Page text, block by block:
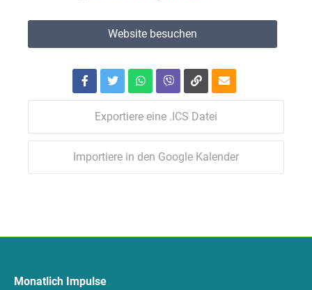
Website besuchen
Exportiere eine .ICS Datei
Importiere in den Google Kalender
Monatlich Impulse